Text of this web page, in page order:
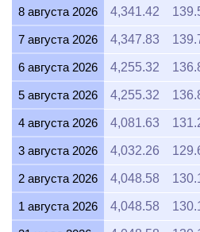
8 августа 2026 4,341.42
7 августа 2026 4,347.83
6 августа 2026 4,255.32
5 августа 2026 4,255.32
4 августа 2026 4,081.63
3 августа 2026 4,032.26
2 августа 2026 4,048.58
1 августа 2026 4,048.58